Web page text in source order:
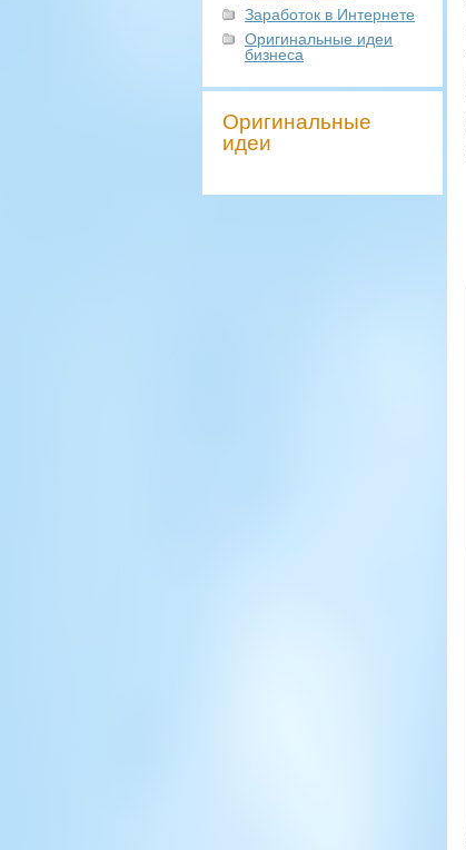
Заработок в Интернете
Оригинальные идеи
бизнеса
Оригинальные
идеи